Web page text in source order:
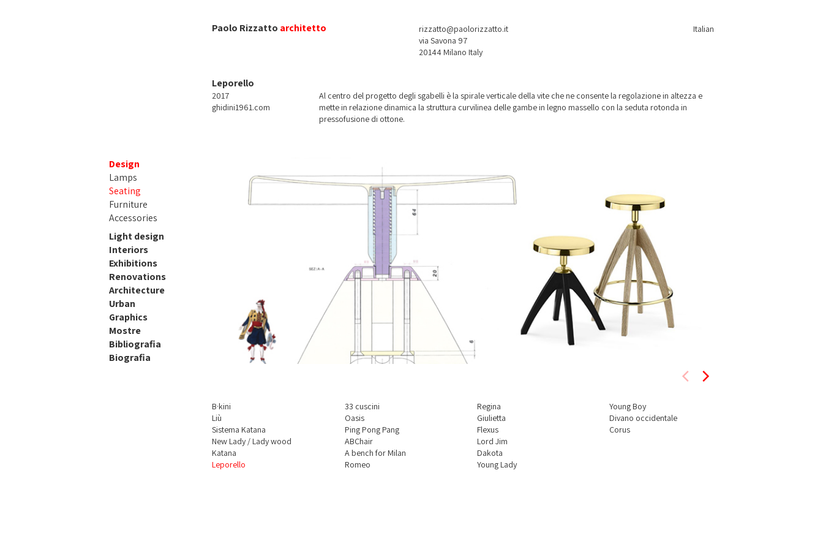
Paolo Rizzatto architetto
rizzatto@paolorizzatto.it
via Savona 97
20144 Milano Italy
Italian
Leporello
2017
ghidini1961.com
Al centro del progetto degli sgabelli è la spirale verticale della vite che ne consente la regolazione in altezza e
mette in relazione dinamica la struttura curvilinea delle gambe in legno massello con la seduta rotonda in
pressofusione di ottone.
Design
Lamps
Seating
Furniture
Accessories
Light design
Interiors
Exhibitions
Renovations
Architecture
Urban
Graphics
Mostre
Bibliografia
Biografia
B·kini
Liù
Sistema Katana
New Lady / Lady wood
Katana
Leporello
33 cuscini
Oasis
Ping Pong Pang
ABChair
A bench for Milan
Romeo
Regina
Giulietta
Flexus
Lord Jim
Dakota
Young Lady
Young Boy
Divano occidentale
Corus